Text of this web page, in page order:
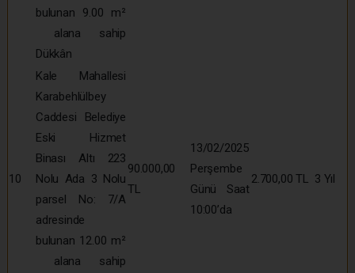
bulunan 9.00 m²
alana sahip
Dükkân
10
Kale Mahallesi
Karabehlülbey
Caddesi Belediye
Eski Hizmet
Binası Altı 223
Nolu Ada 3 Nolu
parsel No: 7/A
adresinde
bulunan 12.00 m²
alana sahip
90.000,00
TL
13/02/2025
Perşembe
Günü Saat
10:00’da
2.700,00 TL 3 Yıl